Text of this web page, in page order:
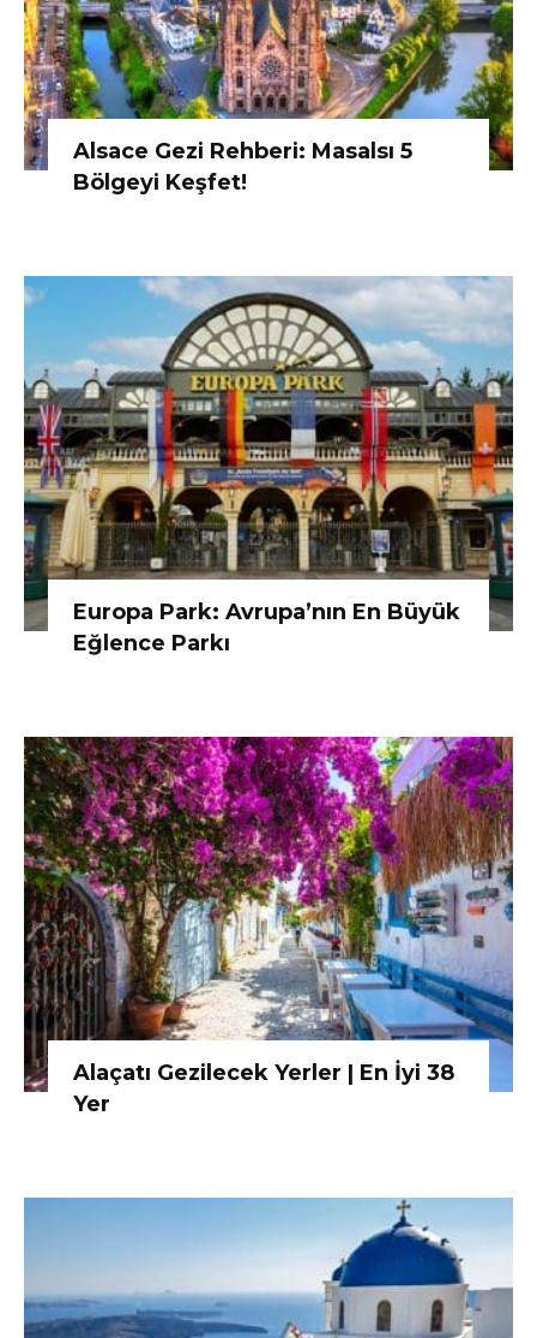
Alsace Gezi Rehberi: Masalsı 5
Bölgeyi Keşfet!
Europa Park: Avrupa’nın En Büyük
Eğlence Parkı
Alaçatı Gezilecek Yerler | En İyi 38
Yer